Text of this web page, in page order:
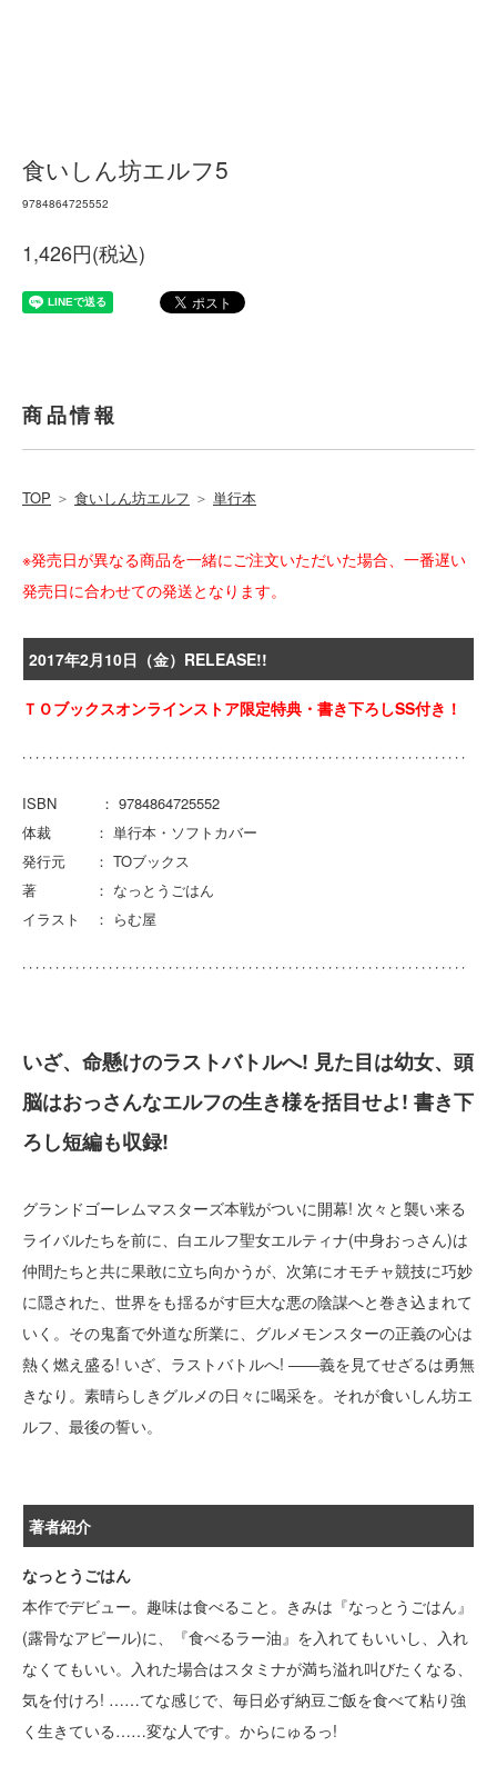
食いしん坊エルフ5
9784864725552
1,426円(税込)
商品情報
TOP ＞ 食いしん坊エルフ ＞ 単行本
※発売日が異なる商品を一緒にご注文いただいた場合、一番遅い
発売日に合わせての発送となります。
2017年2月10日（金）RELEASE!!
ＴＯブックスオンラインストア限定特典・書き下ろしSS付き！
ISBN ： 9784864725552
体裁 ： 単行本・ソフトカバー
発行元 ： TOブックス
著 ： なっとうごはん
イラスト ： らむ屋
いざ、命懸けのラストバトルへ! 見た目は幼女、頭
脳はおっさんなエルフの生き様を括目せよ! 書き下
ろし短編も収録!
グランドゴーレムマスターズ本戦がついに開幕! 次々と襲い来る
ライバルたちを前に、白エルフ聖女エルティナ(中身おっさん)は
仲間たちと共に果敢に立ち向かうが、次第にオモチャ競技に巧妙
に隠された、世界をも揺るがす巨大な悪の陰謀へと巻き込まれて
いく。その鬼畜で外道な所業に、グルメモンスターの正義の心は
熱く燃え盛る! いざ、ラストバトルへ! ――義を見てせざるは勇無
きなり。素晴らしきグルメの日々に喝采を。それが食いしん坊エ
ルフ、最後の誓い。
著者紹介
なっとうごはん
本作でデビュー。趣味は食べること。きみは『なっとうごはん』
(露骨なアピール)に、『食べるラー油』を入れてもいいし、入れ
なくてもいい。入れた場合はスタミナが満ち溢れ叫びたくなる、
気を付けろ! ……てな感じで、毎日必ず納豆ご飯を食べて粘り強
く生きている……変な人です。からにゅるっ!